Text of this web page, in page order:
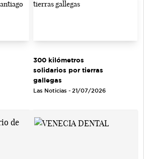
300 kilómetros
solidarios por tierras
gallegas
Las Noticias - 21/07/2026